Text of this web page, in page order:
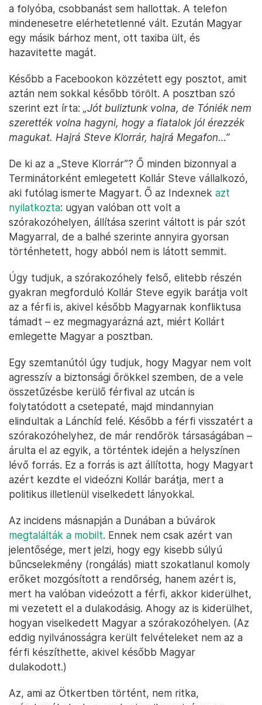
a folyóba, csobbanást sem hallottak. A telefon
mindenesetre elérhetetlenné vált. Ezután Magyar
egy másik bárhoz ment, ott taxiba ült, és
hazavitette magát.
Később a Facebookon közzétett egy posztot, amit
aztán nem sokkal később törölt. A posztban szó
szerint ezt írta: „Jót buliztunk volna, de Tóniék nem
szerették volna hagyni, hogy a fiatalok jól érezzék
magukat. Hajrá Steve Klorrár, hajrá Megafon…”
De ki az a „Steve Klorrár”? Ő minden bizonnyal a
Terminátorként emlegetett Kollár Steve vállalkozó,
aki futólag ismerte Magyart. Ő az Indexnek azt
nyilatkozta: ugyan valóban ott volt a
szórakozóhelyen, állítása szerint váltott is pár szót
Magyarral, de a balhé szerinte annyira gyorsan
történhetett, hogy abból nem is látott semmit.
Úgy tudjuk, a szórakozóhely felső, elitebb részén
gyakran megforduló Kollár Steve egyik barátja volt
az a férfi is, akivel később Magyarnak konfliktusa
támadt – ez megmagyarázná azt, miért Kollárt
emlegette Magyar a posztban.
Egy szemtanútól úgy tudjuk, hogy Magyar nem volt
agresszív a biztonsági őrökkel szemben, de a vele
összetűzésbe kerülő férfival az utcán is
folytatódott a csetepaté, majd mindannyian
elindultak a Lánchíd felé. Később a férfi visszatért a
szórakozóhelyhez, de már rendőrök társaságában –
árulta el az egyik, a történtek idején a helyszínen
lévő forrás. Ez a forrás is azt állította, hogy Magyart
azért kezdte el videózni Kollár barátja, mert a
politikus illetlenül viselkedett lányokkal.
Az incidens másnapján a Dunában a búvárok
megtalálták a mobilt. Ennek nem csak azért van
jelentősége, mert jelzi, hogy egy kisebb súlyú
bűncselekmény (rongálás) miatt szokatlanul komoly
erőket mozgósított a rendőrség, hanem azért is,
mert ha valóban videózott a férfi, akkor kiderülhet,
mi vezetett el a dulakodásig. Ahogy az is kiderülhet,
hogyan viselkedett Magyar a szórakozóhelyen. (Az
eddig nyilvánosságra került felvételeket nem az a
férfi készíthette, akivel később Magyar
dulakodott.)
Az, ami az Ötkertben történt, nem ritka,